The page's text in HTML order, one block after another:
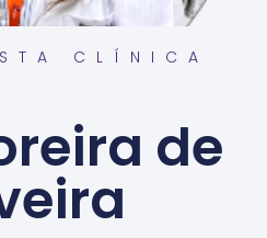
CLÍNICA
de